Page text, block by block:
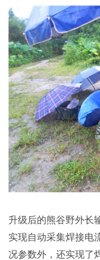
升级后的熊谷野外长
实现自动采集焊接电
况参数外，还实现了